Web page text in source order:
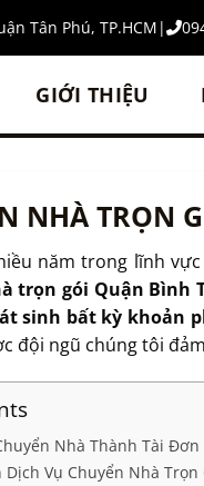
Tân Phú, TP.HCM |
GIỚI THIỆU
NHÀ TRỌN
năm trong lĩnh
trọn gói Quận Bình
sinh bất kỳ khoản
đội ngũ chúng tôi
Nhà Thành Tài
Dịch Vụ Chuyển Nhà